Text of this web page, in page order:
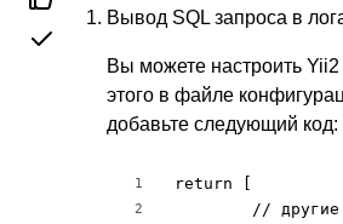
Вывод SQL запроса в
Вы можете настроить
этого в файле
добавьте следующий код:
1
2
return [
//